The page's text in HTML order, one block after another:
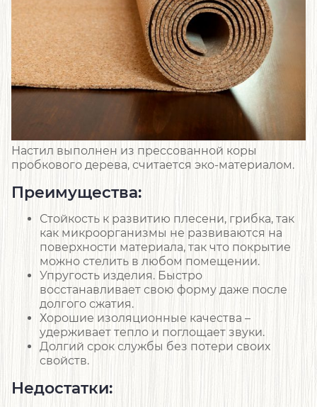
Настил выполнен из прессованной коры
пробкового дерева, считается эко-материалом.
Преимущества:
Стойкость к развитию плесени, грибка, так
как микроорганизмы не развиваются на
поверхности материала, так что покрытие
можно стелить в любом помещении.
Упругость изделия. Быстро
восстанавливает свою форму даже после
долгого сжатия.
Хорошие изоляционные качества –
удерживает тепло и поглощает звуки.
Долгий срок службы без потери своих
свойств.
Недостатки: